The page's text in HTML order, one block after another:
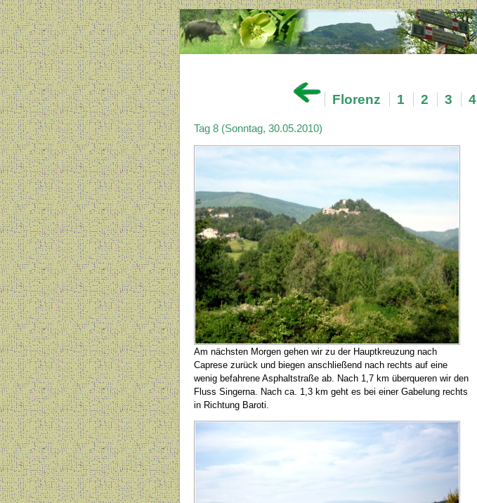
Florenz 1 2 3 4
Tag 8 (Sonntag, 30.05.2010)
Am nächsten Morgen gehen wir zu der Hauptkreuzung nach
Caprese zurück und biegen anschließend nach rechts auf eine
wenig befahrene Asphaltstraße ab. Nach 1,7 km überqueren wir den
Fluss Singerna. Nach ca. 1,3 km geht es bei einer Gabelung rechts
in Richtung Baroti.